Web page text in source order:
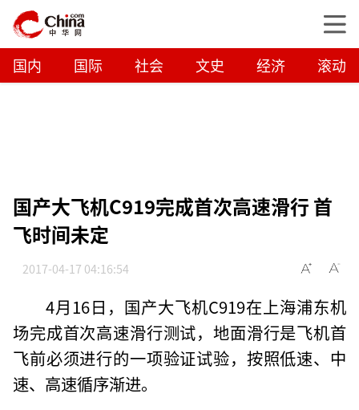
国内 国际 社会 文史 经济 滚动
国产大飞机C919完成首次高速滑行 首
飞时间未定
2017-04-17 04:16:54
4月16日，国产大飞机C919在上海浦东机
场完成首次高速滑行测试，地面滑行是飞机首
飞前必须进行的一项验证试验，按照低速、中
速、高速循序渐进。